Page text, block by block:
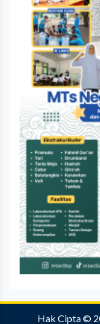
Hak Cipta ©